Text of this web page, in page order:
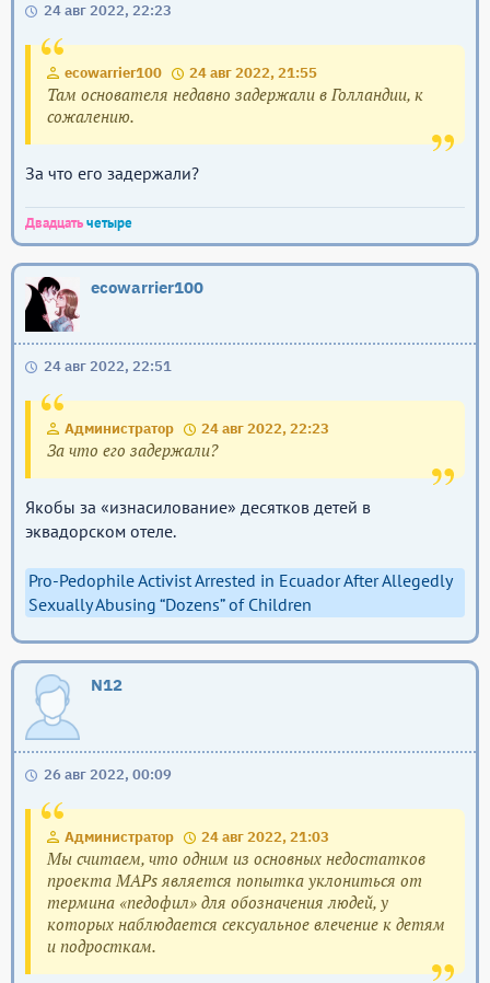
24 авг 2022, 22:23
ecowarrier100 24 авг 2022, 21:55
Там основателя недавно задержали в Голландии, к
сожалению.
За что его задержали?
Двадцатьчетыре
ecowarrier100
24 авг 2022, 22:51
Администратор 24 авг 2022, 22:23
За что его задержали?
Якобы за «изнасилование» десятков детей в
эквадорском отеле.
Pro-Pedophile Activist Arrested in Ecuador After Allegedly
Sexually Abusing “Dozens” of Children
N12
26 авг 2022, 00:09
Администратор 24 авг 2022, 21:03
Мы считаем, что одним из основных недостатков
проекта MAPs является попытка уклониться от
термина «педофил» для обозначения людей, у
которых наблюдается сексуальное влечение к детям
и подросткам.